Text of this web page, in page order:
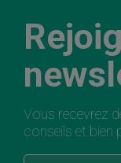
Vous recevrez
conseils et bien